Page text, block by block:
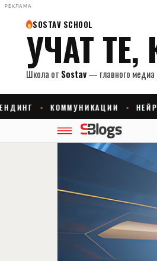
РЕКЛАМА